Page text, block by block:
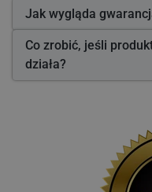
Jak wygląda
Co zrobić, jeśli
działa?